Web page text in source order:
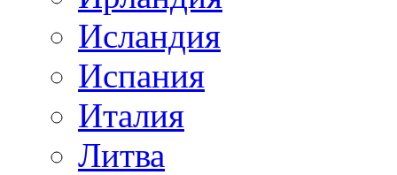
Исландия
Испания
Италия
Литва